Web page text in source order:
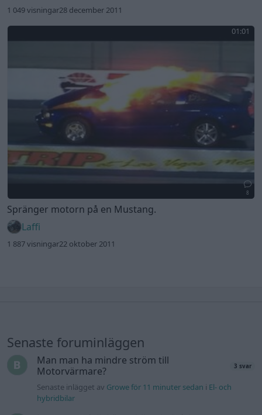
1 049 visningar28 december 2011
01:01
8
Spränger motorn på en Mustang.
Laffi
1 887 visningar22 oktober 2011
Senaste foruminläggen
Man man ha mindre ström till
Motorvärmare?
3 svar
Senaste inlägget av Growe för 11 minuter sedan i El- och
hybridbilar